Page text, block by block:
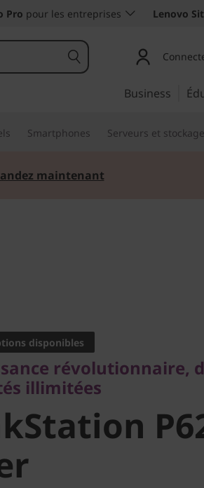
Pro pour les entreprises Lenovo
Business
Smartphones Serveurs et stockage
maintenant
illimitées
disponibles
révolutionnaire,
illimitées